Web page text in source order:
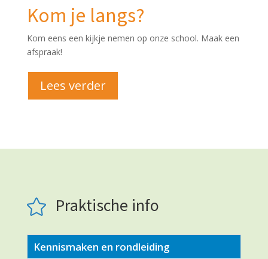
Kom je langs?
Kom eens een kijkje nemen op onze school. Maak een
afspraak!
Lees verder
 Praktische info
Kennismaken en rondleiding